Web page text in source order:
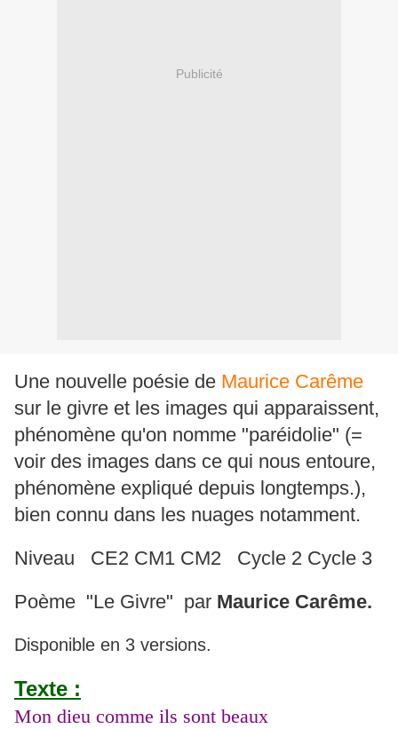
Publicité
Une nouvelle poésie de Maurice Carême
sur le givre et les images qui apparaissent,
phénomène qu'on nomme "paréidolie" (=
voir des images dans ce qui nous entoure,
phénomène expliqué depuis longtemps.),
bien connu dans les nuages notamment.
Niveau CE2 CM1 CM2 Cycle 2 Cycle 3
Poème "Le Givre" par Maurice Carême.
Disponible en 3 versions.
Texte :
Mon dieu comme ils sont beaux